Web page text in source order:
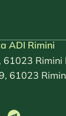
ADI Rimini
Rimini
61023